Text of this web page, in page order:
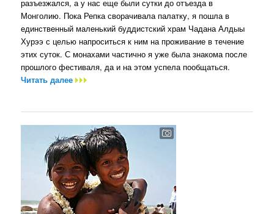
разъезжался, а у нас еще были сутки до отъезда в
Монголию. Пока Репка сворачивала палатку, я пошла в
единственный маленький буддистский храм Чадана Алдыы
Хурээ с целью напроситься к ним на проживание в течение
этих суток. С монахами частично я уже была знакома после
прошлого фестиваля, да и на этом успела пообщаться.
Читать далее